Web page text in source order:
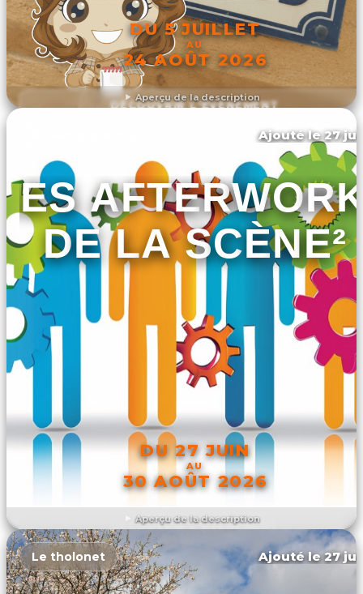
Aperçu de la description
DU 5 JUILLET
AU
24 AOÛT 2026
DÉCOUVRIR L'ÉVÉNEMENT
Aperçu de la description
Ajouté le 27
DE LA SCÈNE²
DU 27 JUIN
AU
30 AOÛT 2026
DÉCOUVRIR L'ÉVÉNEMENT
Le tholonet Ajouté le 27